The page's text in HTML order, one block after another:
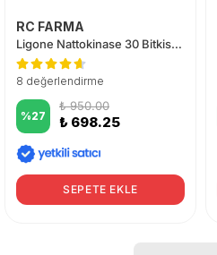
RC FARMA
Ligone Nattokinase 30 Bitkisel Kapsül
8 değerlendirme
%27
₺ 950.00
₺ 698.25
SEPETE EKLE